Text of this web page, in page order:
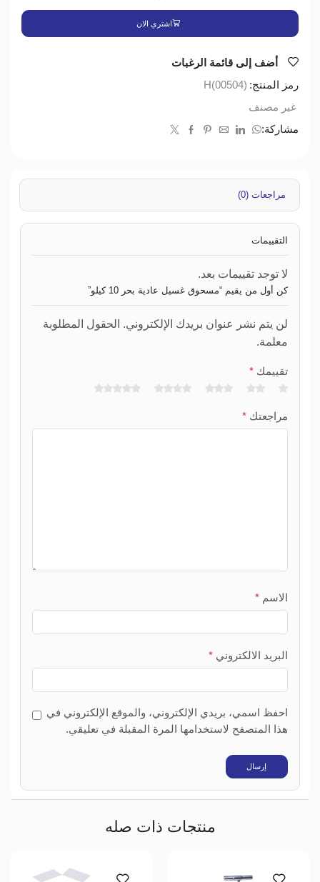
اشتري الان
أضف إلى قائمة الرغبات
رمز المنتج: H(00504)
غير مصنف
مشاركة:
مراجعات (0)
التقييمات
لا توجد تقييمات بعد.
كن أول من يقيم “مسحوق غسيل عادية بحر 10 كيلو”
لن يتم نشر عنوان بريدك الإلكتروني. الحقول المطلوبة
معلمة.
تقييمك *
مراجعتك *
الاسم *
البريد الالكتروني *
احفظ اسمي، بريدي الإلكتروني، والموقع الإلكتروني في
هذا المتصفح لاستخدامها المرة المقبلة في تعليقي.
منتجات ذات صله